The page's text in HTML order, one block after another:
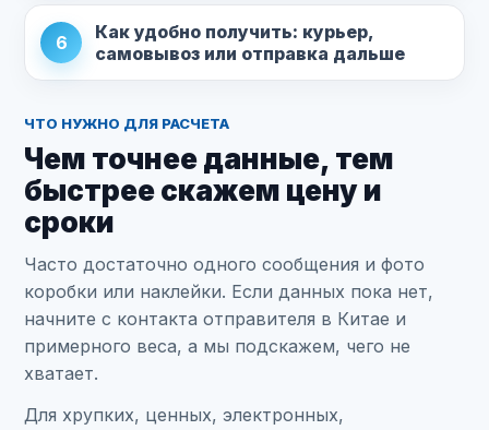
6
Как удобно получить: курьер,
самовывоз или отправка дальше
ЧТО НУЖНО ДЛЯ РАСЧЕТА
Чем точнее данные, тем
быстрее скажем цену и
сроки
Часто достаточно одного сообщения и фото
коробки или наклейки. Если данных пока нет,
начните с контакта отправителя в Китае и
примерного веса, а мы подскажем, чего не
хватает.
Для хрупких, ценных, электронных,